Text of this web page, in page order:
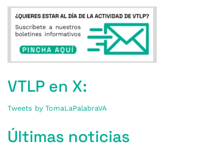
VTLP en X:
Tweets by TomaLaPalabraVA
Últimas noticias